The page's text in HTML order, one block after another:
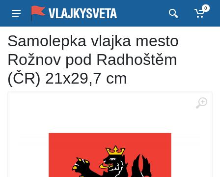
0
Samolepka vlajka mesto
Rožnov pod Radhoštěm
(ČR) 21x29,7 cm